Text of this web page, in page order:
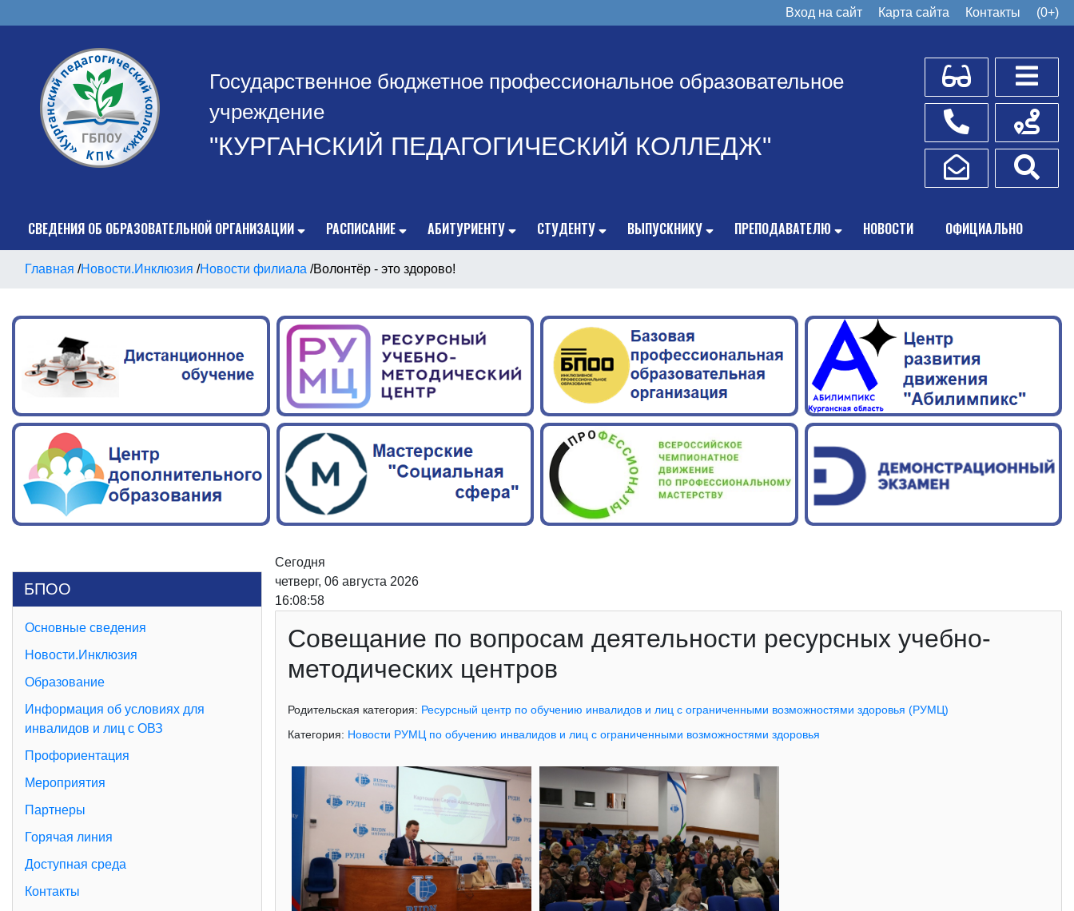
Вход на сайт Карта сайта Контакты (0+)
Государственное бюджетное профессиональное образовательное
учреждение
"КУРГАНСКИЙ ПЕДАГОГИЧЕСКИЙ КОЛЛЕДЖ"
Для слабовидящих
Телефоны
Написать обращение
Схема
СВЕДЕНИЯ ОБ ОБРАЗОВАТЕЛЬНОЙ ОРГАНИЗАЦИИ РАСПИСАНИЕ АБИТУРИЕНТУ СТУДЕНТУ ВЫПУСКНИКУ ПРЕПОДАВАТЕЛЮ НОВОСТИ ОФИЦИАЛЬНО
Главная /Новости.Инклюзия /Новости филиала /Волонтёр - это здорово!
БПОО
Основные сведения
Новости.Инклюзия
Образование
Информация об условиях для
инвалидов и лиц с ОВЗ
Профориентация
Мероприятия
Партнеры
Горячая линия
Доступная среда
Контакты
Сегодня
четверг, 06 августа 2026
16:08:59
Совещание по вопросам деятельности ресурсных учебно-
методических центров
Родительская категория: Ресурсный центр по обучению инвалидов и лиц с ограниченными возможностями здоровья (РУМЦ)
Категория: Новости РУМЦ по обучению инвалидов и лиц с ограниченными возможностями здоровья